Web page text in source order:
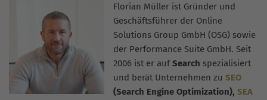
Florian Müller ist Gründer und
Geschäftsführer der Online
Solutions Group GmbH (OSG) sowie
der Performance Suite GmbH. Seit
2006 ist er aufSearch spezialisiert
und berät Unternehmen zu SEO
(Search Engine Optimization), SEA